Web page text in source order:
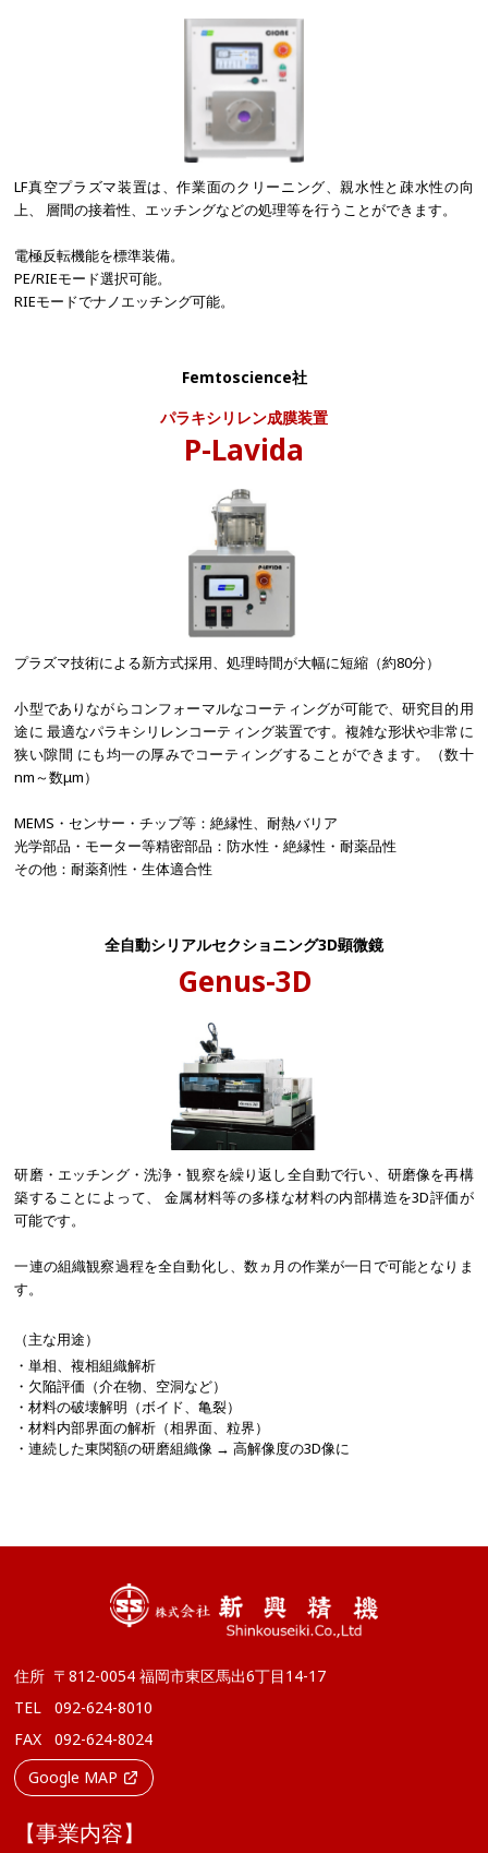
LF真空プラズマ装置は、作業面のクリーニング、親水性と疎水性の向
上、 層間の接着性、エッチングなどの処理等を行うことができます。
電極反転機能を標準装備。
PE/RIEモード選択可能。
RIEモードでナノエッチング可能。
Femtoscience社
パラキシリレン成膜装置
P-Lavida
プラズマ技術による新方式採用、処理時間が大幅に短縮（約80分）
小型でありながらコンフォーマルなコーティングが可能で、研究目的用
途に 最適なパラキシリレンコーティング装置です。複雑な形状や非常に
狭い隙間 にも均一の厚みでコーティングすることができます。（数十
nm～数μm）
MEMS・センサー・チップ等：絶縁性、耐熱バリア
光学部品・モーター等精密部品：防水性・絶縁性・耐薬品性
その他：耐薬剤性・生体適合性
全自動シリアルセクショニング3D顕微鏡
Genus-3D
研磨・エッチング・洗浄・観察を繰り返し全自動で行い、研磨像を再構
築することによって、 金属材料等の多様な材料の内部構造を3D評価が
可能です。
一連の組織観察過程を全自動化し、数ヵ月の作業が一日で可能となりま
す。
（主な用途）
・単相、複相組織解析
・欠陥評価（介在物、空洞など）
・材料の破壊解明（ボイド、亀裂）
・材料内部界面の解析（相界面、粒界）
・連続した東関額の研磨組織像 → 高解像度の3D像に
住所 〒812-0054 福岡市東区馬出6丁目14-17
TEL
092-624-8010
FAX
092-624-8024
Google MAP
【事業内容】